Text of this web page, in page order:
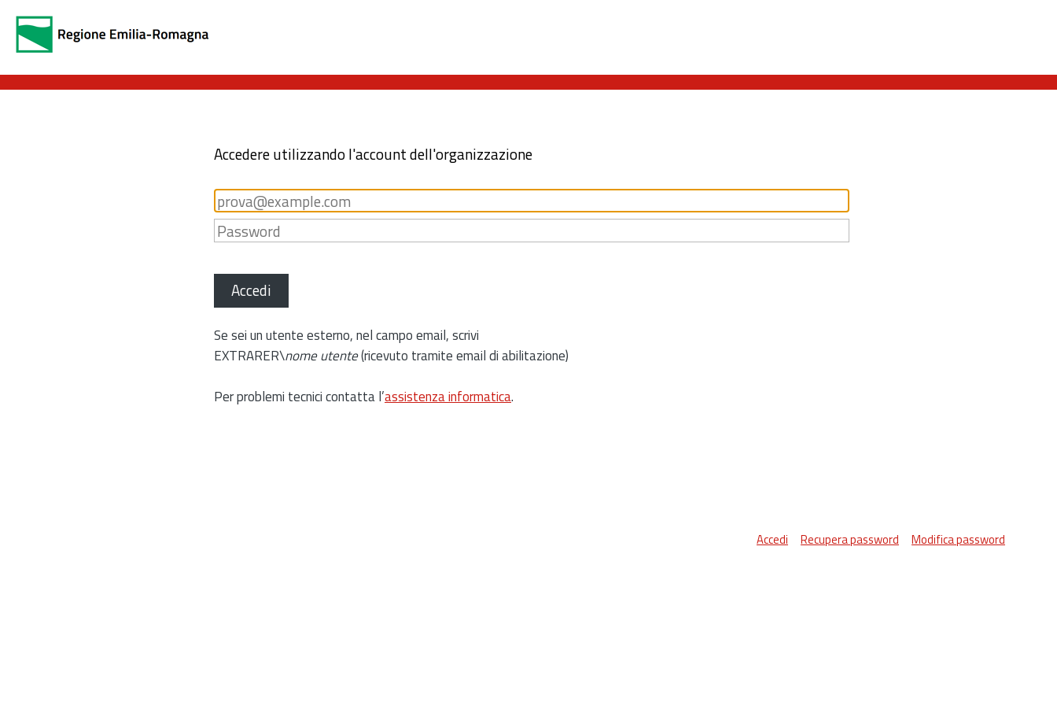
Accedere utilizzando l'account dell'organizzazione
Accedi
Se sei un utente esterno, nel campo email, scrivi
EXTRARER\nome utente(ricevuto tramite email di abilitazione)
Per problemi tecnici contatta l’assistenza informatica.
Accedi Recupera password Modifica password